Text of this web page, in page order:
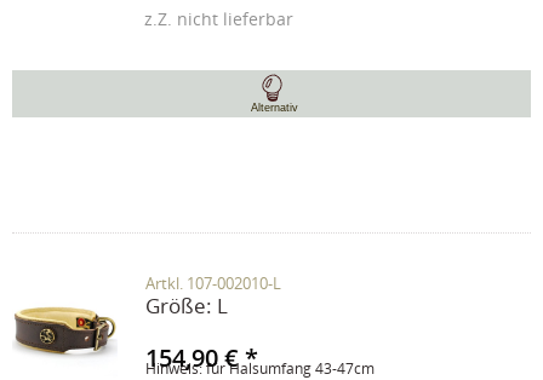
z.Z. nicht lieferbar
Alternativ
Artkl. 107-002010-L
Hinweis: für Halsumfang 43-47cm
Größe: L
154,90 € *